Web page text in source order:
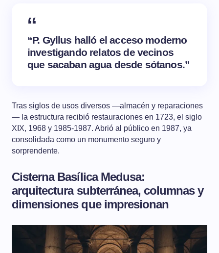
“P. Gyllus halló el acceso moderno
investigando relatos de vecinos
que sacaban agua desde sótanos.”
Tras siglos de usos diversos —almacén y reparaciones
— la estructura recibió restauraciones en 1723, el siglo
XIX, 1968 y 1985-1987. Abrió al público en 1987, ya
consolidada como un monumento seguro y
sorprendente.
Cisterna Basílica Medusa:
arquitectura subterránea, columnas y
dimensiones que impresionan